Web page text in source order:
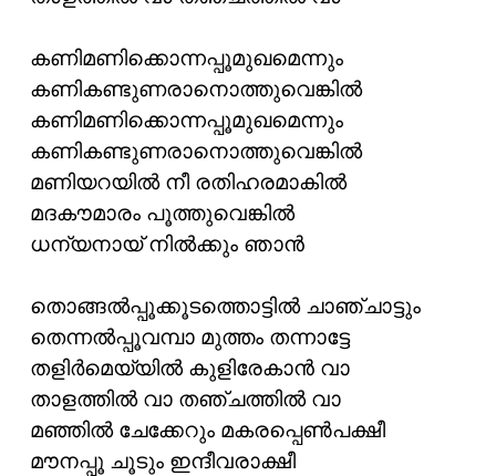
കണിമണിക്കൊന്നപ്പൂമുഖമെന്നും
കണികണ്ടുണരാനൊത്തുവെങ്കില്‍
കണിമണിക്കൊന്നപ്പൂമുഖമെന്നും
കണികണ്ടുണരാനൊത്തുവെങ്കില്‍
മണിയറയില്‍ നീ രതിഹരമാകില്‍
മദകൗമാരം പൂത്തുവെങ്കില്‍
ധന്യനായ് നില്‍ക്കും ഞാന്‍
തൊങ്ങല്‍പ്പൂക്കൂടത്തൊട്ടില്‍ ചാഞ്ചാട്ടും
തെന്നല്‍പ്പൂവമ്പാ മുത്തം തന്നാട്ടേ
തളിര്‍മെയ്യില്‍ കുളിരേകാന്‍ വാ
താളത്തില്‍ വാ തഞ്ചത്തില്‍ വാ
മഞ്ഞില്‍ ചേക്കേറും മകരപ്പെണ്‍‌പക്ഷീ
മൗനപ്പൂ ചൂടും ഇന്ദീവരാക്ഷീ